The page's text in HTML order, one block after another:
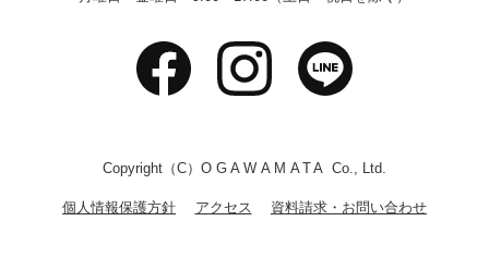
Copyright（C）OGAWAMATA Co., Ltd.
個人情報保護方針 アクセス 資料請求・お問い合わせ